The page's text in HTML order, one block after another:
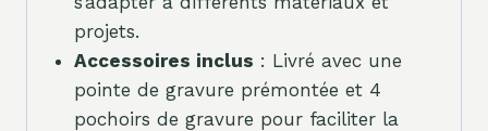
projets.
Accessoires inclus : Livré avec une
pointe de gravure prémontée et 4
pochoirs de gravure pour faciliter la